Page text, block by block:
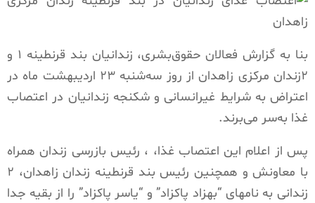
بنا به گزارش فعالان حقوق‌بشری، زندانیان بند قرنطینه ۱ و
۲زندان مرکزی زاهدان از روز سه‌شنبه ۲۳ اردیبهشت ماه در
اعتراض به شرایط غیرانسانی و شکنجه زندانیان در اعتصاب
غذا به‌سر می‌برند.
پس از اعلام این اعتصاب غذا، ، رئیس بازرسی زندان همراه
با معاونش و همچنین رئیس بند قرنطینه زندان زاهدان، ۲
زندانی به نامهای “بهزاد پاکزاد” و “یاسر پاکزاد” را از بقیه جدا